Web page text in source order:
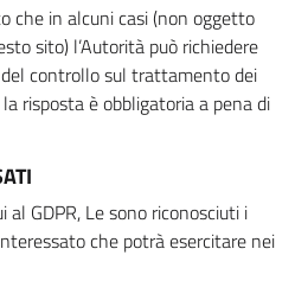
che in alcuni casi (non oggetto
sito) l’Autorità può richiedere
controllo sul trattamento dei
risposta è obbligatoria a pena di
GDPR, Le sono riconosciuti i
che potrà esercitare nei